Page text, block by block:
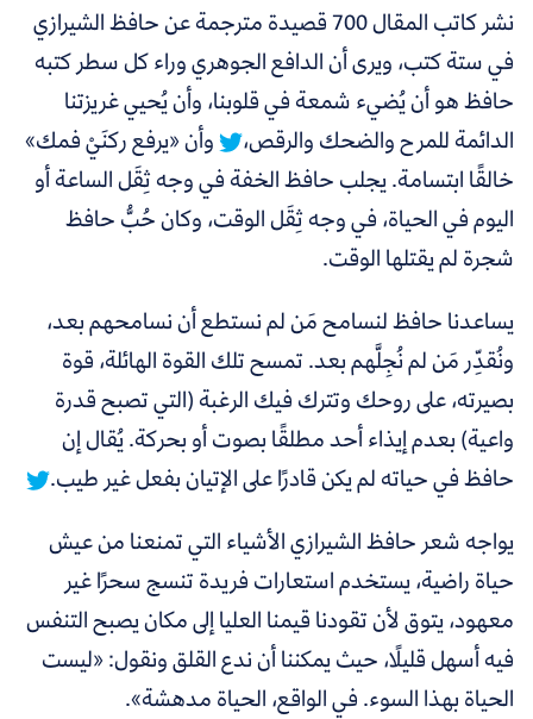
نشر كاتب المقال 700 قصيدة مترجمة عن حافظ الشيرازي
في ستة كتب، ويرى أنالدافع الجوهري وراء كل سطر كتبه
حافظ هو أن يُضيء شمعة في قلوبنا، وأن يُحيي غريزتنا
الدائمة للمرح والضحك والرقص،
وأن «يرفع ركنَيْ فمك»
خالقًا ابتسامة. يجلب حافظ الخفة في وجه ثِقَل الساعة أو
اليوم في الحياة، في وجه ثِقَل الوقت، وكان حُبُّ حافظ
شجرة لم يقتلها الوقت.
يساعدنا حافظ لنسامح مَن لم نستطع أن نسامحهم بعد،
ونُقدِّر مَن لم نُجِلَّهم بعد. تمسح تلك القوة الهائلة، قوة
بصيرته، على روحك وتترك فيك الرغبة (التي تصبح قدرة
واعية) بعدم إيذاء أحد مطلقًا بصوت أو بحركة.يُقال إن
حافظ في حياته لم يكن قادرًا على الإتيان بفعل غير طيب.
يواجه شعر حافظ الشيرازي الأشياء التي تمنعنا من عيش
حياة راضية، يستخدم استعارات فريدة تنسج سحرًا غير
معهود، يتوق لأن تقودنا قيمنا العليا إلى مكان يصبح التنفس
فيه أسهل قليلًا، حيث يمكننا أن ندع القلق ونقول: «ليست
الحياة بهذا السوء. في الواقع، الحياة مدهشة».